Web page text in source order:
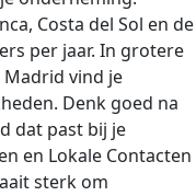
Costa del Sol en de
per jaar. In grotere
Madrid vind je
Denk goed na
dat past bij je
en Lokale Contacten
sterk om